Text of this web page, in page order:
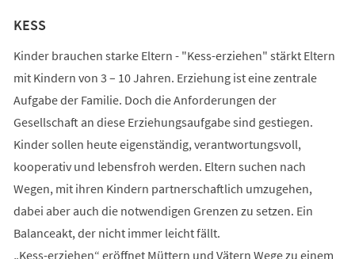
KESS
Kinder brauchen starke Eltern - "Kess-erziehen" stärkt Eltern
mit Kindern von 3 – 10 Jahren. Erziehung ist eine zentrale
Aufgabe der Familie. Doch die Anforderungen der
Gesellschaft an diese Erziehungsaufgabe sind gestiegen.
Kinder sollen heute eigenständig, verantwortungsvoll,
kooperativ und lebensfroh werden. Eltern suchen nach
Wegen, mit ihren Kindern partnerschaftlich umzugehen,
dabei aber auch die notwendigen Grenzen zu setzen. Ein
Balanceakt, der nicht immer leicht fällt.
„Kess-erziehen“ eröffnet Müttern und Vätern Wege zu einem